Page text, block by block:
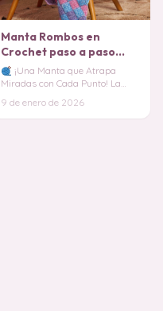
Manta Rombos en
Crochet paso a paso
PATRON GRATIS
¡Una Manta que Atrapa
Miradas con Cada Punto! La
de esas piezas que
9 de enero de 2026